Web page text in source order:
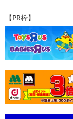
【PR枠】